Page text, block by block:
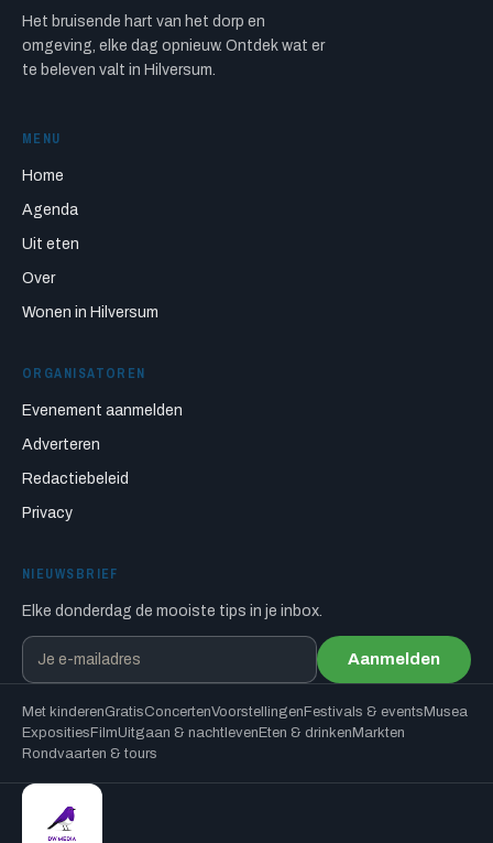
Het bruisende hart van het dorp en
omgeving, elke dag opnieuw. Ontdek wat er
te beleven valt in Hilversum.
MENU
Home
Agenda
Uit eten
Over
Wonen in Hilversum
ORGANISATOREN
Evenement aanmelden
Adverteren
Redactiebeleid
Privacy
NIEUWSBRIEF
Elke donderdag de mooiste tips in je inbox.
Aanmelden
Met kinderenGratisConcertenVoorstellingen Festivals & events Musea
Exposities FilmUitgaan & nachtleven Eten & drinken Markten
Rondvaarten & tours